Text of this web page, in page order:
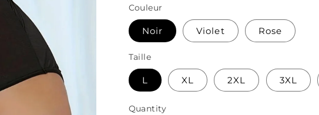
Couleur
Noir Violet Rose
Taille
L XL 2XL 3XL
Quantity